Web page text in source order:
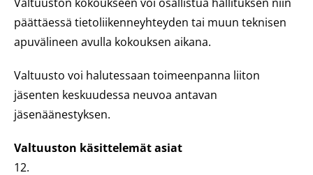
päättäessä tietoliikenneyhteyden tai muun teknisen
apuvälineen avulla kokouksen aikana.
Valtuusto voi halutessaan toimeenpanna liiton
jäsenten keskuudessa neuvoa antavan
jäsenäänestyksen.
Valtuuston käsittelemät asiat
12.